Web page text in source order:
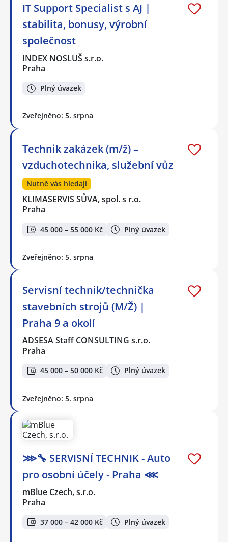
IT Support Specialist s AJ |
stabilita, bonusy, výrobní
společnost
INDEX NOSLUŠ s.r.o.
Praha
Plný úvazek
Zveřejněno: 5. srpna
Technik zakázek (m/ž) –
vzduchotechnika, služební vůz
Nutně vás hledají
KLIMASERVIS SŮVA, spol. s r.o.
Praha
45 000 – 55 000 Kč Plný úvazek
Zveřejněno: 5. srpna
Servisní technik/technička
stavebních strojů (M/Ž) |
Praha 9 a okolí
ADSESA Staff CONSULTING s.r.o.
Praha
45 000 – 50 000 Kč Plný úvazek
Zveřejněno: 5. srpna
⋙🔧 SERVISNÍ TECHNIK - Auto
pro osobní účely - Praha ⋘
mBlue Czech, s.r.o.
Praha
37 000 – 42 000 Kč Plný úvazek